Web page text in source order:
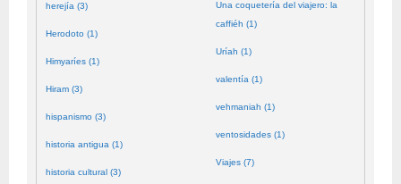
herejía (3)
Herodoto (1)
Himyaríes (1)
Hiram (3)
hispanismo (3)
historia antigua (1)
historia cultural (3)
Una coquetería del viajero: la
caffiéh (1)
Uríah (1)
valentía (1)
vehmaniah (1)
ventosidades (1)
Viajes (7)